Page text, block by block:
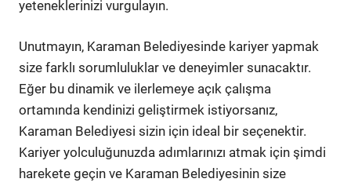
yeteneklerinizi vurgulayın.
Unutmayın, Karaman Belediyesinde kariyer yapmak
size farklı sorumluluklar ve deneyimler sunacaktır.
Eğer bu dinamik ve ilerlemeye açık çalışma
ortamında kendinizi geliştirmek istiyorsanız,
Karaman Belediyesi sizin için ideal bir seçenektir.
Kariyer yolculuğunuzda adımlarınızı atmak için şimdi
harekete geçin ve Karaman Belediyesinin size